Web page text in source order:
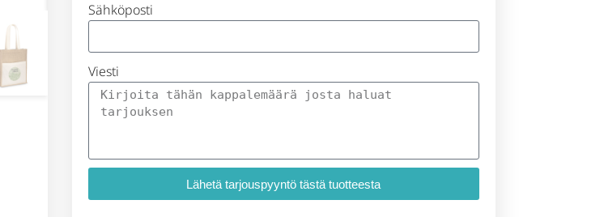
Sähköposti
Viesti
Lähetä tarjouspyyntö tästä tuotteesta